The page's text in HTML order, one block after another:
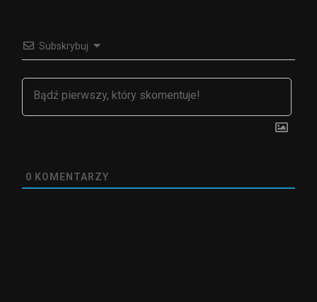
Subskrybuj
0 KOMENTARZY